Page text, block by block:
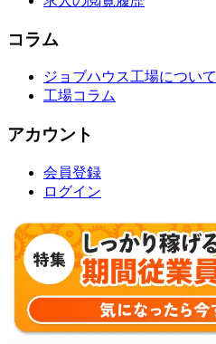
コラム
ジョブハウス工場について
工場コラム
アカウント
会員登録
ログイン